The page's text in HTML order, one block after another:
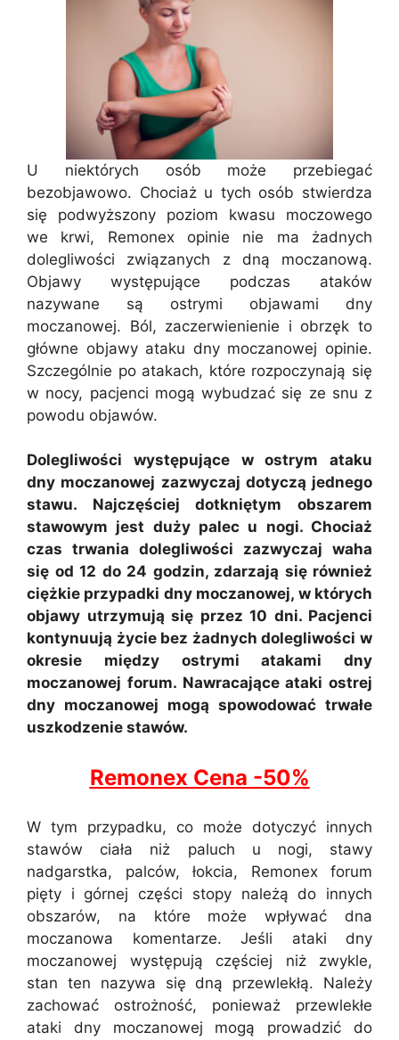
U niektórych osób może przebiegać
bezobjawowo. Chociaż u tych osób stwierdza
się podwyższony poziom kwasu moczowego
we krwi, Remonex opinie nie ma żadnych
dolegliwości związanych z dną moczanową.
Objawy występujące podczas ataków
nazywane są ostrymi objawami dny
moczanowej. Ból, zaczerwienienie i obrzęk to
główne objawy ataku dny moczanowej opinie.
Szczególnie po atakach, które rozpoczynają się
w nocy, pacjenci mogą wybudzać się ze snu z
powodu objawów.
Dolegliwości występujące w ostrym ataku
dny moczanowej zazwyczaj dotyczą jednego
stawu. Najczęściej dotkniętym obszarem
stawowym jest duży palec u nogi. Chociaż
czas trwania dolegliwości zazwyczaj waha
się od 12 do 24 godzin, zdarzają się również
ciężkie przypadki dny moczanowej, w których
objawy utrzymują się przez 10 dni. Pacjenci
kontynuują życie bez żadnych dolegliwości w
okresie między ostrymi atakami dny
moczanowej forum. Nawracające ataki ostrej
dny moczanowej mogą spowodować trwałe
uszkodzenie stawów.
Remonex Cena -50%
W tym przypadku, co może dotyczyć innych
stawów ciała niż paluch u nogi, stawy
nadgarstka, palców, łokcia, Remonex forum
pięty i górnej części stopy należą do innych
obszarów, na które może wpływać dna
moczanowa komentarze. Jeśli ataki dny
moczanowej występują częściej niż zwykle,
stan ten nazywa się dną przewlekłą. Należy
zachować ostrożność, ponieważ przewlekłe
ataki dny moczanowej mogą prowadzić do